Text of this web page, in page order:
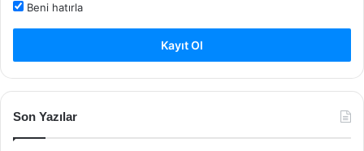
Beni hatırla
Kayıt Ol
Son Yazılar